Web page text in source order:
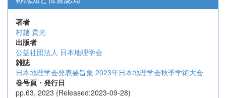
著者
村越 貴光
出版者
公益社団法人 日本地理学会
雑誌
日本地理学会発表要旨集 2023年日本地理学会秋季学術大会
巻号頁・発行日
pp.63, 2023 (Released:2023-09-28)